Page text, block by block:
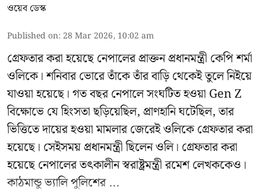
ওয়েব ডেস্ক
Published on: 28 Mar 2026, 10:02 am
গ্রেফতার করা হয়েছে নেপালের প্রাক্তন প্রধানমন্ত্রী কেপি শর্মা
ওলিকে। শনিবার ভোরে তাঁকে তাঁর বাড়ি থেকেই তুলে নিইয়ে
যাওয়া হয়েছে। গত বছর নেপালে সংঘটিত হওয়া Gen Z
বিক্ষোভে যে হিংসতা ছড়িয়েছিল, প্রাণহানি ঘটেছিল, তার
ভিত্তিতে দায়ের হওয়া মামলার জেরেই ওলিকে গ্রেফতার করা
হয়েছে। সেইসময় প্রধানমন্ত্রী ছিলেন ওলি। গ্রেফতার করা
হয়েছে নেপালের তৎকালীন স্বরাষ্ট্রমন্ত্রী রমেশ লেখককেও।
কাঠমান্ডু ভ্যালি পুলিশের ...